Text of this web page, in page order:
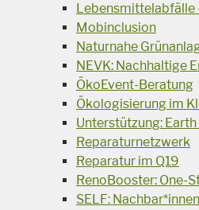
Lebensmittelabfälle
Mobinclusion
Naturnahe
NEVK: Nachhaltige
ÖkoEvent-Beratung
Ökologisierung im
Unterstützung:
Reparaturnetzwerk
Reparatur im Q19
RenoBooster: One-
SELF: